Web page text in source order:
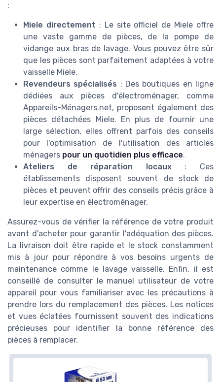
:
Miele directement : Le site officiel de Miele offre
une vaste gamme de pièces, de la pompe de
vidange aux bras de lavage. Vous pouvez être sûr
que les pièces sont parfaitement adaptées à votre
vaisselle Miele.
Revendeurs spécialisés : Des boutiques en ligne
dédiées aux pièces d'électroménager, comme
Appareils-Ménagers.net, proposent également des
pièces détachées Miele. En plus de fournir une
large sélection, elles offrent parfois des conseils
pour l'optimisation de l'utilisation des articles
ménagers pour un quotidien plus efficace.
Ateliers de réparation locaux: Ces
établissements disposent souvent de stock de
pièces et peuvent offrir des conseils précis grâce à
leur expertise en électroménager.
Assurez-vous de vérifier la référence de votre produit
avant d'acheter pour garantir l'adéquation des pièces.
La livraison doit être rapide et le stock constamment
mis à jour pour répondre à vos besoins urgents de
maintenance comme le lavage vaisselle. Enfin, il est
conseillé de consulter le manuel utilisateur de votre
appareil pour vous familiariser avec les précautions à
prendre lors du remplacement des pièces. Les notices
et vues éclatées fournissent souvent des indications
précieuses pour identifier la bonne référence des
pièces à remplacer.